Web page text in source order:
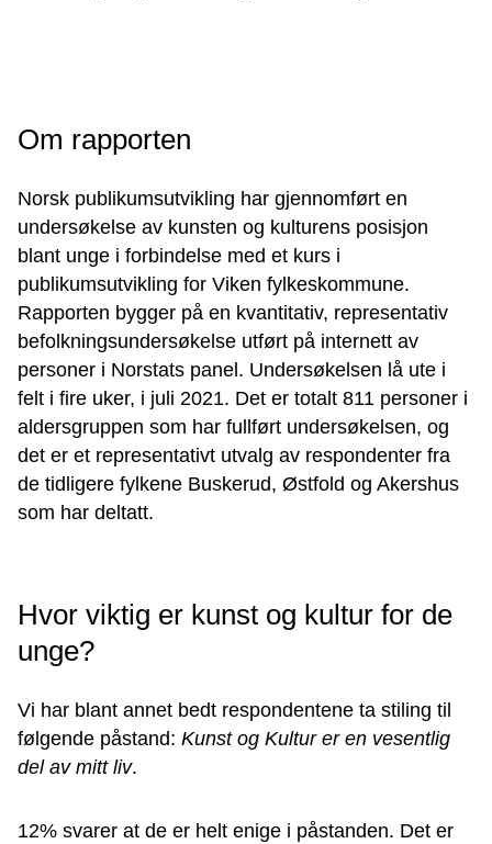
Om rapporten
Norsk publikumsutvikling har gjennomført en
undersøkelse av kunsten og kulturens posisjon
blant unge i forbindelse med et kurs i
publikumsutvikling for Viken fylkeskommune.
Rapporten bygger på en kvantitativ, representativ
befolkningsundersøkelse utført på internett av
personer i Norstats panel. Undersøkelsen lå ute i
felt i fire uker, i juli 2021. Det er totalt 811 personer i
aldersgruppen som har fullført undersøkelsen, og
det er et representativt utvalg av respondenter fra
de tidligere fylkene Buskerud, Østfold og Akershus
som har deltatt.
Hvor viktig er kunst og kultur for de
unge?
Vi har blant annet bedt respondentene ta stiling til
følgende påstand: Kunst og Kultur er en vesentlig
del av mitt liv.
12% svarer at de er helt enige i påstanden. Det er